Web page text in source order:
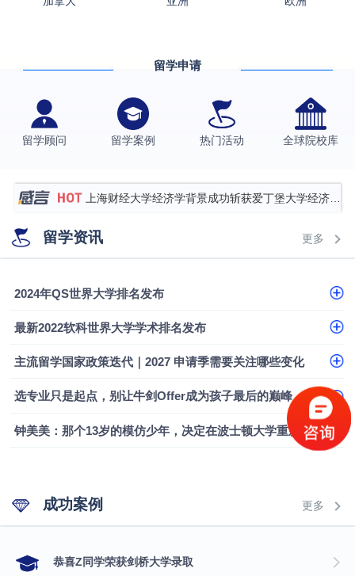
留学申请
留学顾问 留学案例 热门活动 全球院校库
格拉斯哥大学国际商务硕士录取案例
伯明翰大学数字媒体与创意产业硕士录取案例
Offer
上海财经大学经济学背景成功斩获爱丁堡大学经济学
硕士录取
数学背景的他，靠“供应链”故事敲开哥大、宾大之门
专科逆袭伦敦大学学院UCL录取案例解析
留学资讯 更多
2024年QS世界大学排名发布
最新2022软科世界大学学术排名发布
主流留学国家政策迭代｜2027 申请季需要关注哪些变化
选专业只是起点，别让牛剑Offer成为孩子最后的巅峰
钟美美：那个13岁的模仿少年，决定在波士顿大学重新定义自己
成功案例 更多
​恭喜Z同学荣获剑桥大学录取